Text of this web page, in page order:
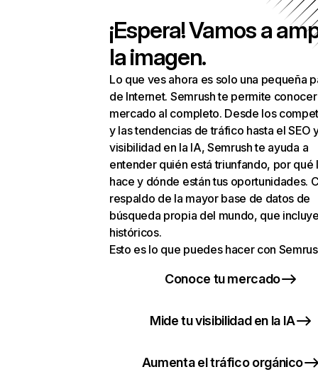
¡Espera! Vamos a
la imagen.
Lo que ves ahora es solo una pequeña
de Internet. Semrush te permite
mercado al completo. Desde los
y las tendencias de tráfico hasta el SEO
visibilidad en la IA, Semrush te ayuda a
entender quién está triunfando, por qué
hace y dónde están tus oportunidades.
respaldo de la mayor base de datos de
búsqueda propia del mundo, que
históricos.
Esto es lo que puedes hacer con
Conoce tu mercado
Mide tu visibilidad en la IA
Aumenta el tráfico orgánico